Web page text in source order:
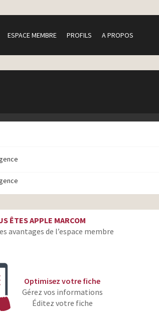
ESPACE MEMBRE PROFILS A PROPOS
ÊTES APPLE MARCOM
avantages de l’espace membre
Optimisez votre fiche
Gérez vos informations
Éditez votre fiche